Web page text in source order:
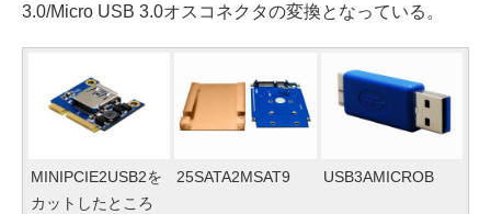
3.0/Micro USB 3.0オスコネクタの変換となっている。
MINIPCIE2USB2を
カットしたところ
25SATA2MSAT9 USB3AMICROB